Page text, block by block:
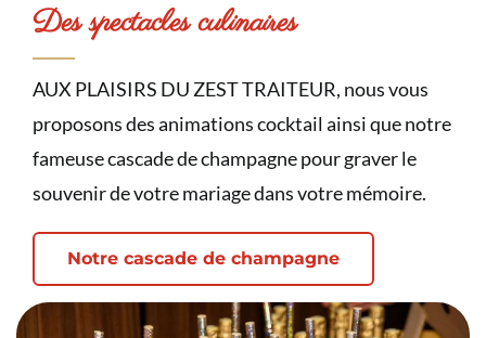
Des spectacles culinaires
AUX PLAISIRS DU ZEST TRAITEUR, nous vous
proposons des animations cocktail ainsi que notre
fameuse cascade de champagne pour graver le
souvenir de votre mariage dans votre mémoire.
Notre cascade de champagne